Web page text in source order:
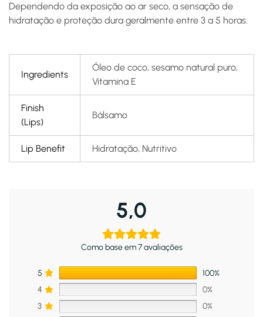
Dependendo da exposição ao ar seco, a sensação de
hidratação e proteção dura geralmente entre 3 a 5 horas.
Ingredients
Óleo de coco, sesamo natural puro,
Vitamina E
Finish
(Lips)
Bálsamo
Lip Benefit Hidratação, Nutritivo
5,0
Como base em 7 avaliações
5
100%
4
0%
3
0%